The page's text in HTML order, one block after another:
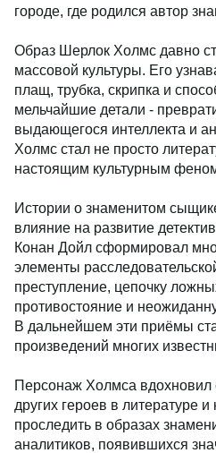
городе, где родился автор
Образ Шерлок Холмс давно
массовой культуры. Его
плащ, трубка, скрипка и
мельчайшие детали -
выдающегося интеллекта и
Холмс стал не просто
настоящим культурным
Истории о знаменитом
влияние на развитие
Конан Дойл сформировал
элементы
преступление, цепочку
противостояние и
В дальнейшем эти приёмы
произведений многих
Персонаж Холмса вдохновил
других героев в литературе
проследить в образах
аналитиков, появившихся